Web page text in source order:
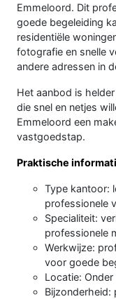
Emmeloord. Dit
goede begeleiding
residentiële
fotografie en snelle
andere adressen in
Het aanbod is
die snel en netjes
Emmeloord een
vastgoedstap.
Praktische
Type kantoor:
professionele
Specialiteit:
professionele
Werkwijze:
voor goede
Locatie:
Bijzonderheid: